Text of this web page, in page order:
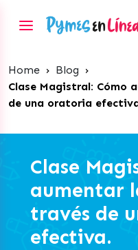
Home › Blog ›
Clase Magistral: Cómo
de una oratoria
Clase
aumentar
través de
efectiva.